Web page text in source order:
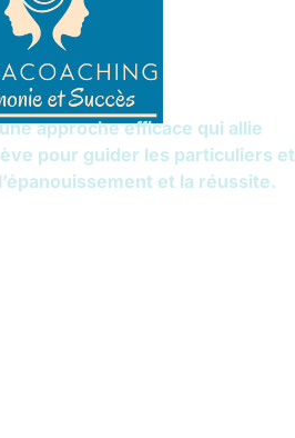
approche efficace qui allie
pour guider les particuliers et
et la réussite.